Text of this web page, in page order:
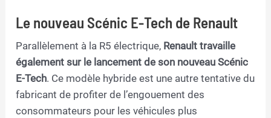
Le nouveau Scénic E-Tech de Renault
Parallèlement à la R5 électrique, Renault travaille
également sur le lancement de son nouveau Scénic
E-Tech. Ce modèle hybride est une autre tentative du
fabricant de profiter de l’engouement des
consommateurs pour les véhicules plus